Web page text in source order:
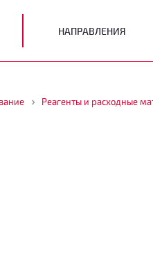
НАПРАВЛЕНИЯ
Реагенты и расходные